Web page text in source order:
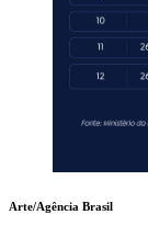
Arte/Agência Brasil